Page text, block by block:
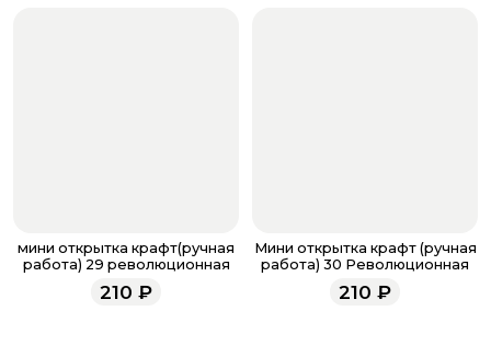
мини открытка крафт(ручная
работа) 29 революционная
210 ₽
Мини открытка крафт (ручная
работа) 30 Революционная
210 ₽